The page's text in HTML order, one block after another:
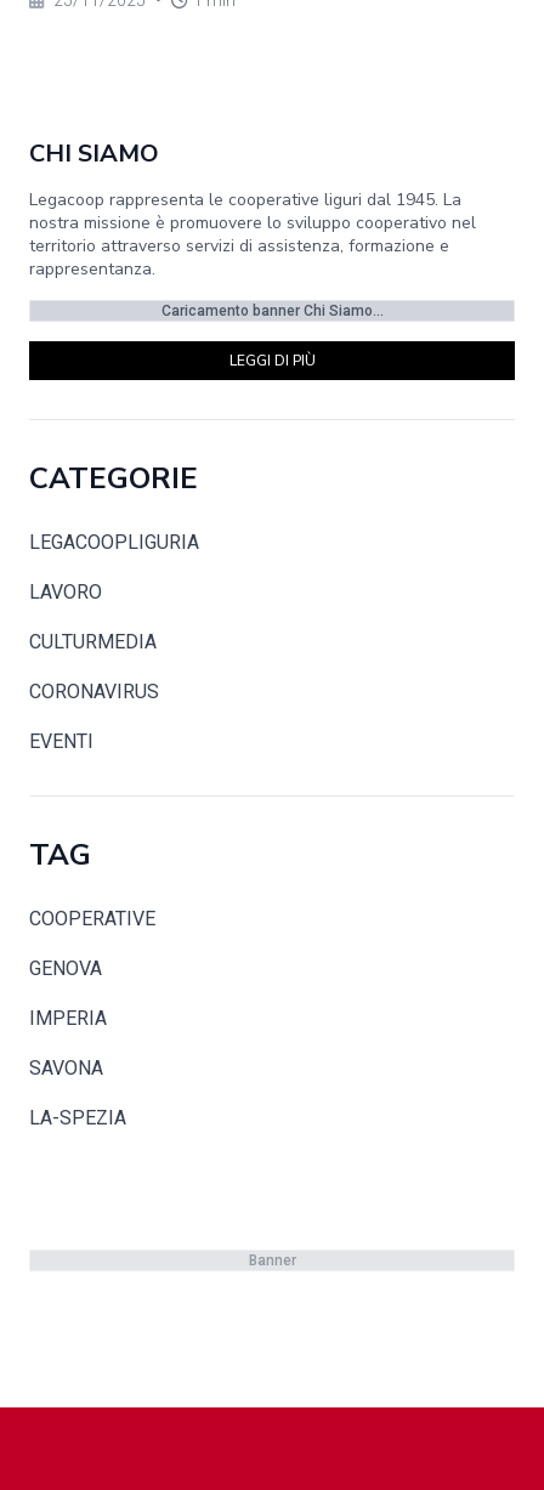
CHI SIAMO
Legacoop rappresenta le cooperative liguri dal 1945. La
nostra missione è promuovere lo sviluppo cooperativo nel
territorio attraverso servizi di assistenza, formazione e
rappresentanza.
Caricamento banner Chi Siamo...
LEGGI DI PIÙ
CATEGORIE
LEGACOOPLIGURIA
LAVORO
CULTURMEDIA
CORONAVIRUS
EVENTI
TAG
COOPERATIVE
GENOVA
IMPERIA
SAVONA
LA-SPEZIA
Banner